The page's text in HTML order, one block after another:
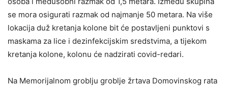
se mora osigurati razmak od najmanje 50 metara. Na više
lokacija duž kretanja kolone bit će postavljeni punktovi s
maskama za lice i dezinfekcijskim sredstvima, a tijekom
kretanja kolone, kolonu će nadzirati covid-redari.
Na Memorijalnom groblju groblje žrtava Domovinskog rata